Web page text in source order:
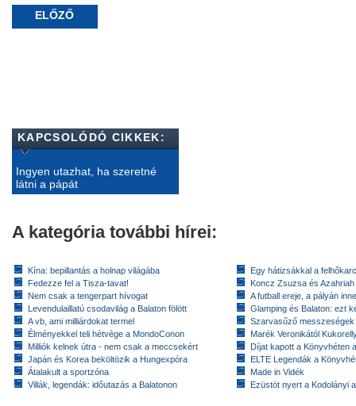
ELŐZŐ
KAPCSOLÓDÓ CIKKEK:
Ingyen utazhat, ha szeretné
látni a pápát
A kategória további hírei:
Kína: bepillantás a holnap világába
Fedezze fel a Tisza-tavat!
Nem csak a tengerpart hívogat
Levendulaillatú csodavilág a Balaton fölött
A vb, ami milliárdokat termel
Élményekkel teli hétvége a MondoConon
Milliók kelnek útra - nem csak a meccsekért
Japán és Korea beköltözik a Hungexpóra
Átalakult a sportzóna
Villák, legendák: időutazás a Balatonon
Egy hátizsákkal a
Koncz Zsuzsa és
A futball ereje, a pályán
Glamping és Balaton: ezt
Szarvasűző messzeségek
Marék Veronikától
Díjat kapott a Könyvhéten
ELTE Legendák a
Made in Vidék
Ezüstöt nyert a Kodolányi